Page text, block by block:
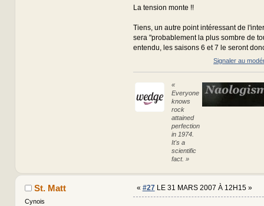
La tension monte !!
Tiens, un autre point intéressant de
sera "probablement la plus sombre de
entendu, les saisons 6 et 7 le seront
Signaler au
«
Everyone
knows
rock
attained
perfection
in 1974.
It's a
scientific
fact. »
St. Matt
Cynois
« #27LE 31 MARS 2007 À 12H15 »